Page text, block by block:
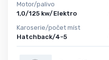
Motor/palivo
1,0/125 kw/Elektro
Karoserie/počet míst
Hatchback/4-5